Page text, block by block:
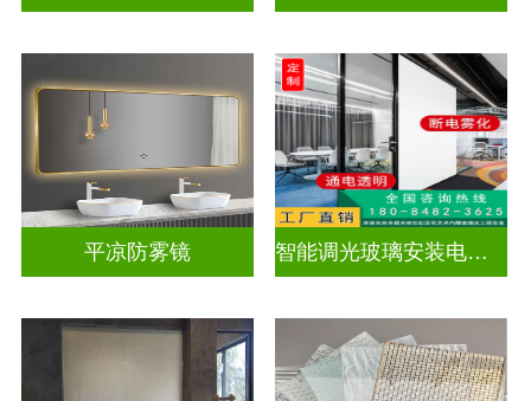
平凉防雾镜 智能调光玻璃安装电源视频教学大全